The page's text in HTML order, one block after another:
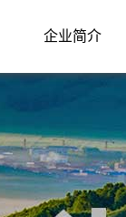
企业简介